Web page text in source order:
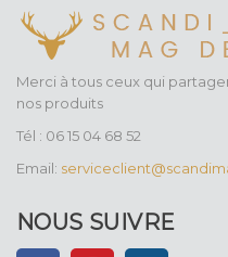
Merci à tous ceux qui
nos produits
Tél : 06 15 04 68 52
Email:
NOUS SUIVRE